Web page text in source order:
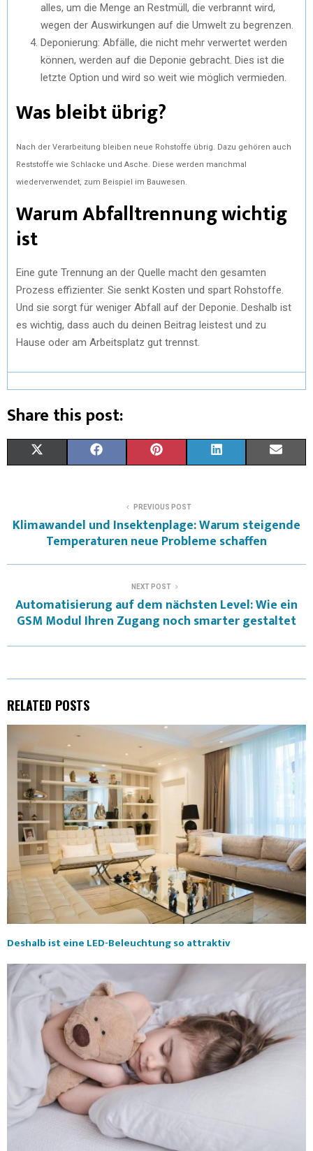
alles, um die Menge an Restmüll, die verbrannt wird,
wegen der Auswirkungen auf die Umwelt zu begrenzen.
Deponierung: Abfälle, die nicht mehr verwertet werden
können, werden auf die Deponie gebracht. Dies ist die
letzte Option und wird so weit wie möglich vermieden.
Was bleibt übrig?
Nach der Verarbeitung bleiben neue Rohstoffe übrig. Dazu gehören auch
Reststoffe wie Schlacke und Asche. Diese werden manchmal
wiederverwendet, zum Beispiel im Bauwesen.
Warum Abfalltrennung wichtig
ist
Eine gute Trennung an der Quelle macht den gesamten
Prozess effizienter. Sie senkt Kosten und spart Rohstoffe.
Und sie sorgt für weniger Abfall auf der Deponie. Deshalb ist
es wichtig, dass auch du deinen Beitrag leistest und zu
Hause oder am Arbeitsplatz gut trennst.
Share this post:
W
T
E
)
E
O
K
N
T
E
S
K
I
N
I
PREVIOUS POST
Klimawandel und Insektenplage: Warum steigende
Temperaturen neue Probleme schaffen
NEXT POST
Automatisierung auf dem nächsten Level: Wie ein
GSM Modul Ihren Zugang noch smarter gestaltet
RELATED POSTS
Deshalb ist eine LED-Beleuchtung so attraktiv